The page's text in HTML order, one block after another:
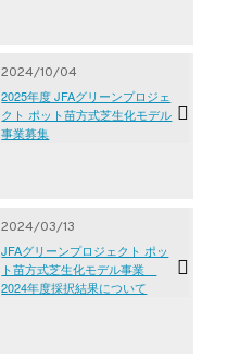
2024/10/04
2025年度 JFAグリーンプロジェ
クト ポット苗方式芝生化モデル
事業募集
2024/03/13
JFAグリーンプロジェクト ポッ
ト苗方式芝生化モデル事業
2024年度採択結果について